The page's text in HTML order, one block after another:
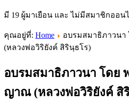
มี 19 ผู้มาเยือน และ ไม่มีสมาชิกออน
คุณอยู่ที่: Home
อบรมสมาธิภาวน
(หลวงพ่อวิริยังค์ สิรินฺธโร)
อบรมสมาธิภาวนา โดย
ญาณ (หลวงพ่อวิริยังค์ สิ